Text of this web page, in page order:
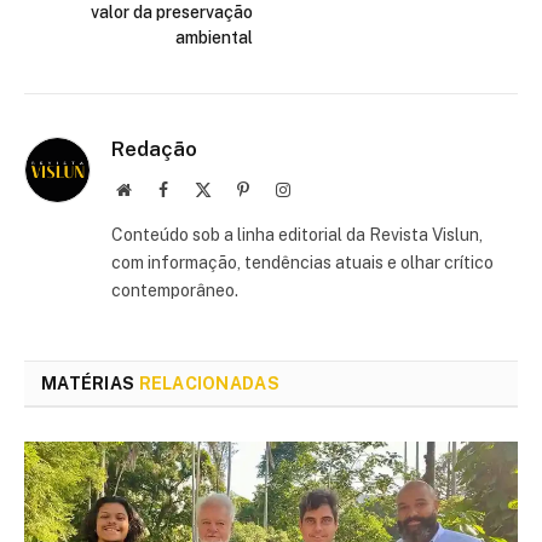
valor da preservação
ambiental
Redação
Site Facebook PinterestInstagram
Conteúdo sob a linha editorial da Revista Vislun,
com informação, tendências atuais e olhar crítico
contemporâneo.
MATÉRIAS RELACIONADAS